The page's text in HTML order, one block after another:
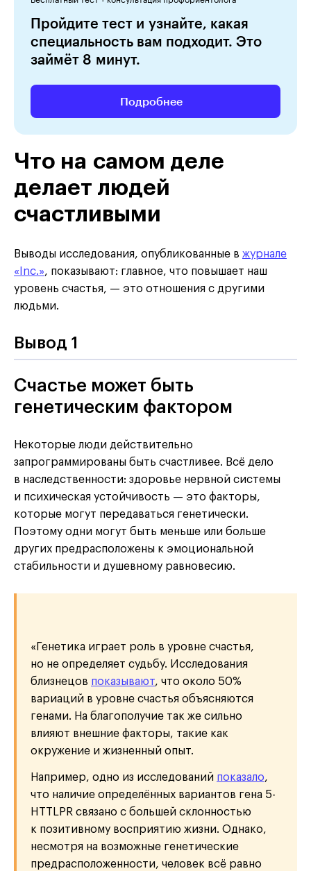
Пройдите тест и узнайте, какая
специальность вам подходит. Это
займёт 8 минут.
Подробнее
Что на самом деле
делает людей
счастливыми
Выводы исследования, опубликованные в журнале
«Inc.», показывают: главное, что повышает наш
уровень счастья, — это отношения с другими
людьми.
Вывод 1
Счастье может быть
генетическим фактором
Некоторые люди действительно
запрограммированы быть счастливее. Всё дело
в наследственности: здоровье нервной системы
и психическая устойчивость — это факторы,
которые могут передаваться генетически.
Поэтому одни могут быть меньше или больше
других предрасположены к эмоциональной
стабильности и душевному равновесию.
«Генетика играет роль в уровне счастья,
но не определяет судьбу. Исследования
близнецов показывают, что около 50%
вариаций в уровне счастья объясняются
генами. На благополучие так же сильно
влияют внешние факторы, такие как
окружение и жизненный опыт.
Например, одно из исследований показало,
что наличие определённых вариантов гена 5-
HTTLPR связано с большей склонностью
к позитивному восприятию жизни. Однако,
несмотря на возможные генетические
предрасположенности, человек всё равно